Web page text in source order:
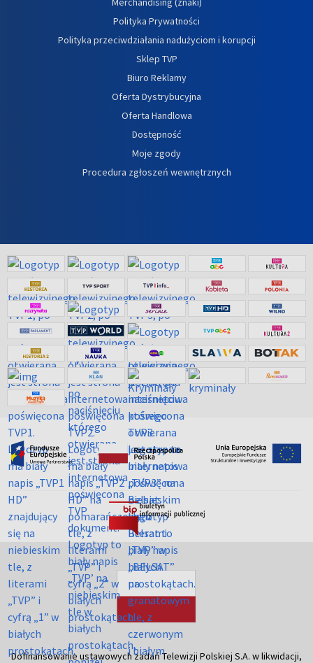
Polityka Prywatności
Polityka przeciwdziałania nadużyciom i korupcji
Sklep TVP
Biuro Reklamy
Oferta Dystrybucyjna
Oferta Handlowa
Dostępność
Moje zgody
Procedura zgłoszeń wewnętrznych
Dofinansowanie ustawowych zadań Telewizji Polskiej S.A. w likwidacji,